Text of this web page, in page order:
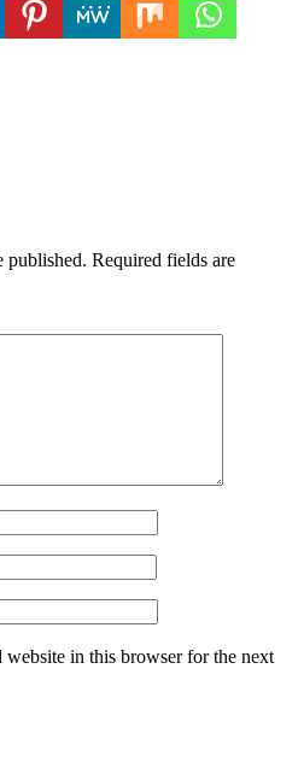
published. Required fields are
website in this browser for the next